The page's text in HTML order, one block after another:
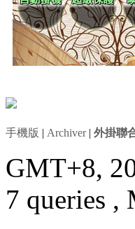
手機版 | Archiver| 外掛聯
GMT+8,
7 queries ,